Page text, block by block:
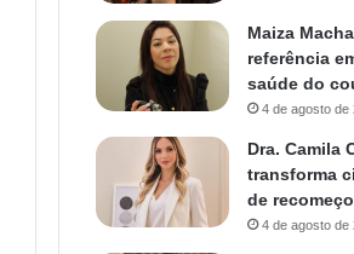
Maiza
referência
saúde do
4 de agosto de
Dra. Camila
transforma
de recomeço
4 de agosto de